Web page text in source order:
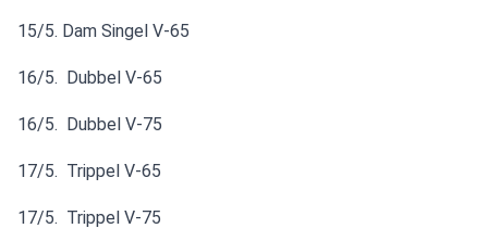
15/5. Dam Singel V-65
16/5.  Dubbel V-65
16/5.  Dubbel V-75
17/5.  Trippel V-65
17/5.  Trippel V-75